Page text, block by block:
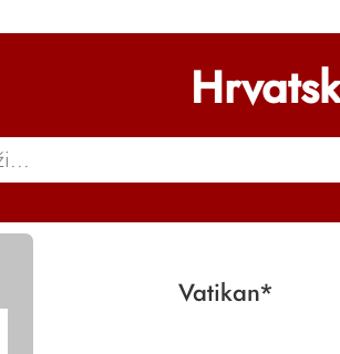
Vatikan*